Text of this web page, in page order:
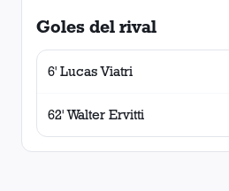
Goles del rival
6' Lucas Viatri
62' Walter Ervitti